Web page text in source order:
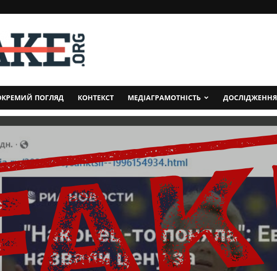
ПОГЛЯД КОНТЕКСТ МЕДІАГРАМОТНІСТЬ ДОСЛІДЖЕННЯ